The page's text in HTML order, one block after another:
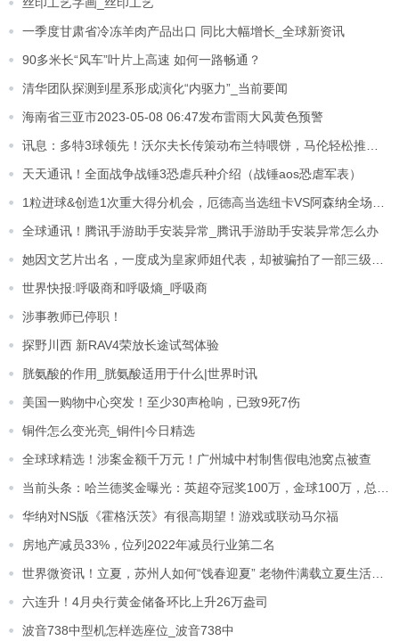
一季度甘肃省冷冻羊肉产品出口 同比大幅增长_全球新资讯
90多米长“风车”叶片上高速 如何一路畅通？
清华团队探测到星系形成演化“内驱力”_当前要闻
海南省三亚市2023-05-08 06:47发布雷雨大风黄色预警
天天通讯！全面战争战锤3恐虐兵种介绍（战锤aos恐虐军表）
全球通讯！腾讯手游助手安装异常_腾讯手游助手安装异常怎么办
世界快报:呼吸商和呼吸熵_呼吸商
涉事教师已停职！
探野川西 新RAV4荣放长途试驾体验
胱氨酸的作用_胱氨酸适用于什么|世界时讯
美国一购物中心突发！至少30声枪响，已致9死7伤
铜件怎么变光亮_铜件|今日精选
全球球精选！涉案金额千万元！广州城中村制售假电池窝点被查
华纳对NS版《霍格沃茨》有很高期望！游戏或联动马尔福
房地产减员33%，位列2022年减员行业第二名
六连升！4月央行黄金储备环比上升26万盎司
波音738中型机怎样选座位_波音738中